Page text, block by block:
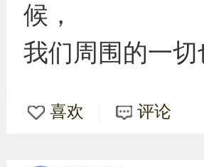
候，
我们周围的一
喜欢 评论